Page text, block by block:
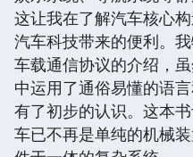
这让我在了解汽车核心
汽车科技带来的便利。
车载通信协议的介绍，
中运用了通俗易懂的语
有了初步的认识。这本
车已不再是单纯的机械